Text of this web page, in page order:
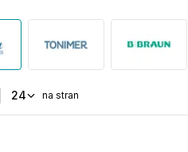
24 na stran